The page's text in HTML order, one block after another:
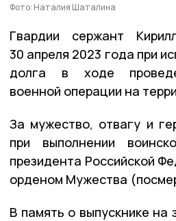
Фото: Наталия Шаталина
Гвардии сержант
30 апреля 2023 года при
долга в ходе
военной операции на
За мужество, отвагу и
при выполнении
президента Российской
орденом Мужества
В память о выпускнике